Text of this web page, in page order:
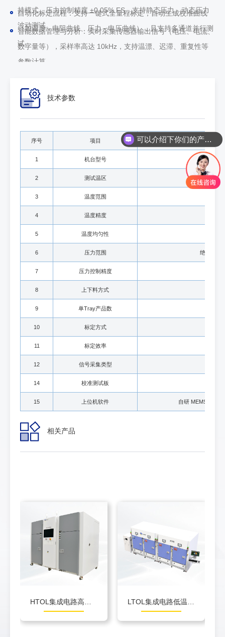
持模式，压力控制精度 ±0.05% FS，支持静态压力、动态压力
波动测试。
自动化标定流程：支持一键式全量程标定，自动生成校准曲线
（如温度 - 电阻曲线、压力 - 电压曲线），且支持多通道并行测
试。
智能数据管理与分析：实时采集传感器输出信号（电压、电流、
数字量等），采样率高达 10kHz，支持温漂、迟滞、重复性等
参数计算。
技术参数
序号 项目
1 机台型号
2 测试温区
3 温度范围
4 温度精度
5 温度均匀性
6 压力范围 绝压：
7 压力控制精度
8 上下料方式
9 单Tray产品数
10 标定方式
11 标定效率
12 信号采集类型
14 校准测试板
15 上位机软件 自研 MEMS-CAL
相关产品
HTOL集成电路高温动态老化测试 LTOL集成电路低温动态老化测试
可以介绍下你们的产品么